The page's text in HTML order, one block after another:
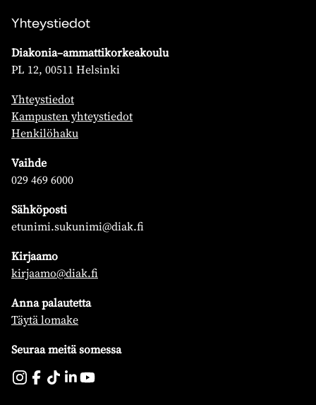
Yhteystiedot
Diakonia–ammattikorkeakoulu
PL 12, 00511 Helsinki
Yhteystiedot
Kampusten yhteystiedot
Henkilöhaku
Vaihde
029 469 6000
Sähköposti
etunimi.sukunimi@diak.fi
Kirjaamo
kirjaamo@diak.fi
Anna palautetta
Täytä lomake
Seuraa meitä somessa